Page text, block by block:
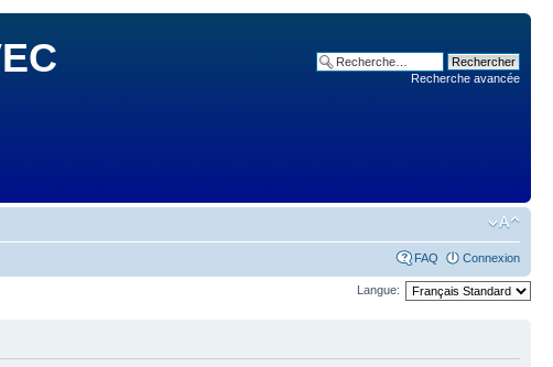
Recherche avancée
FAQ Connexion
Langue: